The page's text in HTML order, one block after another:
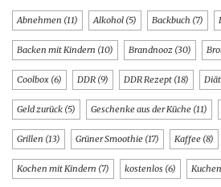
Abnehmen (11) Alkohol (5) Backbuch (7)
Backen mit Kindern (10) Brandnooz (30)
Coolbox (6) DDR (9) DDR Rezept (18) Diät
Geld zurück (5) Geschenke aus der Küche (11)
Grillen (13) Grüner Smoothie (17) Kaffee (8)
Kochen mit Kindern (7) kostenlos (6) Kuchen